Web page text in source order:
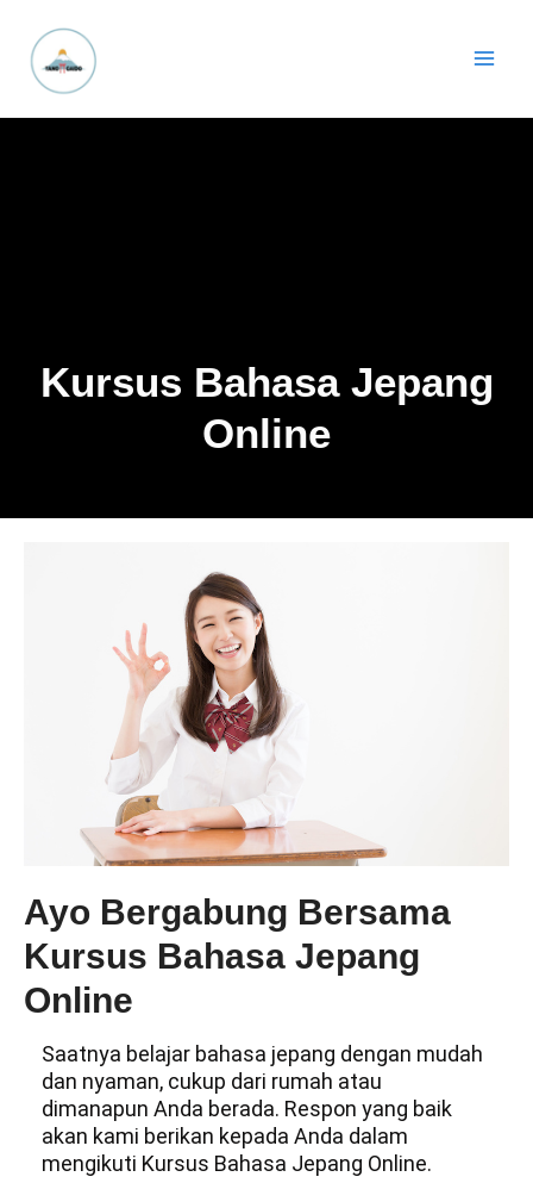
konten
Kursus Bahasa Jepang
Online
Ayo Bergabung Bersama
Kursus Bahasa Jepang
Online
Saatnya belajar bahasa jepang dengan mudah
dan nyaman, cukup dari rumah atau
dimanapun Anda berada. Respon yang baik
akan kami berikan kepada Anda dalam
mengikuti Kursus Bahasa Jepang Online.